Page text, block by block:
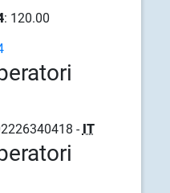
: 120.00
- IT